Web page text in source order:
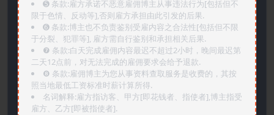
➎ 条款:雇方承诺不恶意雇佣博主从事违法行为[包括但不
限于色情、反动等],否则雇方承担由此引发的后果.
➏️ 条款:博主也不负责鉴别受雇内容之合法性[包括但不限
于分裂、犯罪等], 雇方需自行鉴别和承担相关后果.
❼ 条款:白天完成雇佣内容最迟不超过2小时，晚间最迟第
二天12点前，对无法完成的雇佣要求会给予退款.
❽ 条款:雇佣博主为您从事资料查取服务是收费的，其按
照当地最低工资标准时薪计算所得.
名词解释:雇方指访客、甲方[即花钱者、指使者],博主指受
雇方、乙方[即被指使者].